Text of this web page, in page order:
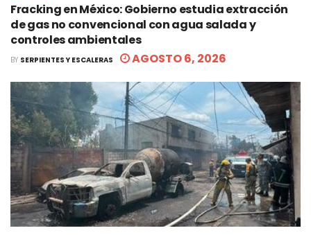
Fracking en México: Gobierno estudia extracción
de gas no convencional con agua salada y
controles ambientales
BY SERPIENTES Y ESCALERAS AGOSTO 6, 2026